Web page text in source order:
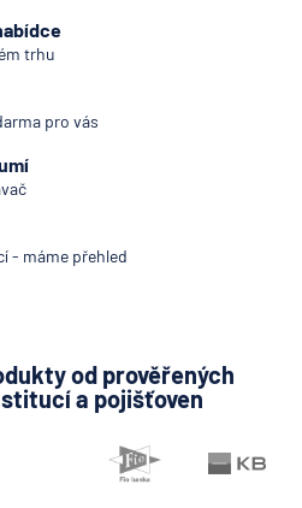
administrativu
nebo domu získaného
darem
trhu
pro vás
- máme přehled
od prověřených
a pojišťoven